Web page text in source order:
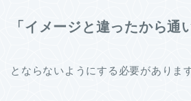
「イメージと違ったから通
とならないようにする必要があります